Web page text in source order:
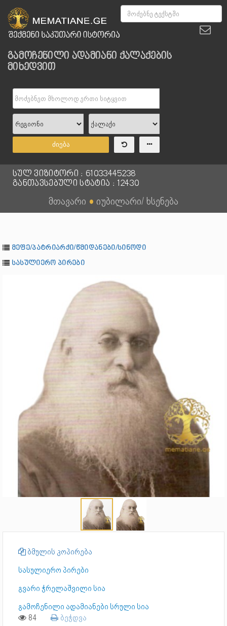
გამოჩენილი ადამიანი ქალაქების
მიხედვით
ძიება
სულ ვიზიტორი : 61033445238
განთავსებული სტატია : 12430
მთავარი ● იუბილარი/ ხსენება
მეფე/პატრიარქი/წმიდანები/სინოდი
სასულიერო პირები
ბმულის კოპირება
სასულიერო პირები
გვარი ჭრელაშვილი სია
გამოჩენილი ადამიანები სრული სია
84 ბეჭდვა